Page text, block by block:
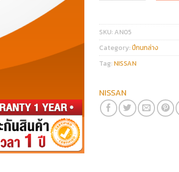
SKU: AN05
Category:ปีกนกล่าง
Tag: NISSAN
NISSAN